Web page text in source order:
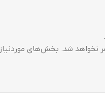
نخواهد شد. بخش‌های موردنیاز